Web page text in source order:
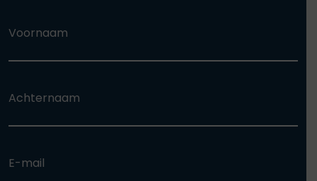
Voornaam
Achternaam
E-mail